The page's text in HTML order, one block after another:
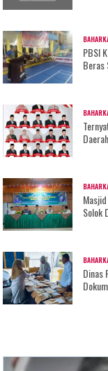
PBSI
Beras
Solok
Dinas